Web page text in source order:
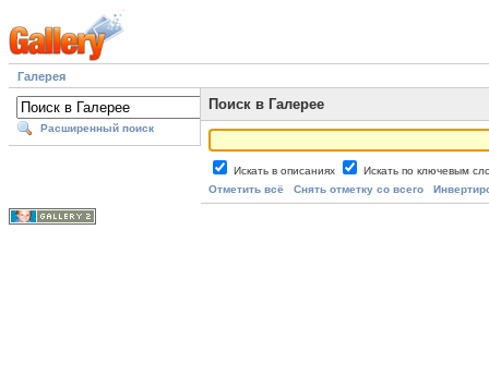
Галерея
Расширенный поиск
Поиск в Галерее
Искать в описаниях
Искать по ключевым
Отметить всё
Снять отметку со всего